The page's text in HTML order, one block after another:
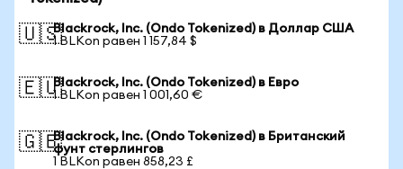
🇺🇸Blackrock, Inc. (Ondo Tokenized) в Доллар США
1 BLKon равен 1 157,84 $
🇪🇺Blackrock, Inc. (Ondo Tokenized) в Евро
1 BLKon равен 1 001,60 €
🇬🇧Blackrock, Inc. (Ondo Tokenized) в Британский
фунт стерлингов
1 BLKon равен 858,23 £